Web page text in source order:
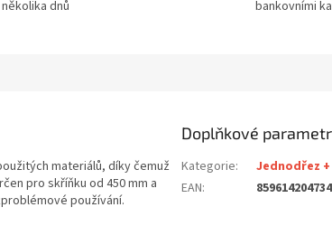
několika dnů
bankovními
materiálů, díky čemuž
pro skříňku od 450 mm a
používání.
Doplňkové
Kategorie:
Jednodřez
EAN: